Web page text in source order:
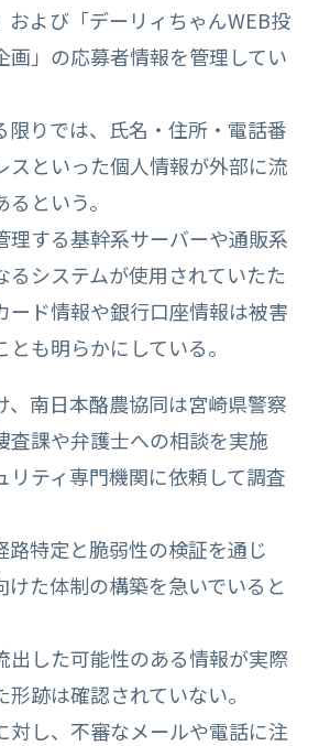
および「デーリィちゃんWEB投
画」の応募者情報を管理してい
限りでは、氏名・住所・電話番
スといった個人情報が外部に流
という。
理する基幹系サーバーや通販系
るシステムが使用されていたた
ード情報や銀行口座情報は被害
も明らかにしている。
、南日本酪農協同は宮崎県警察
査課や弁護士への相談を実施
リティ専門機関に依頼して調査
路特定と脆弱性の検証を通じ
けた体制の構築を急いでいると
出した可能性のある情報が実際
跡は確認されていない。
対し、不審なメールや電話に注